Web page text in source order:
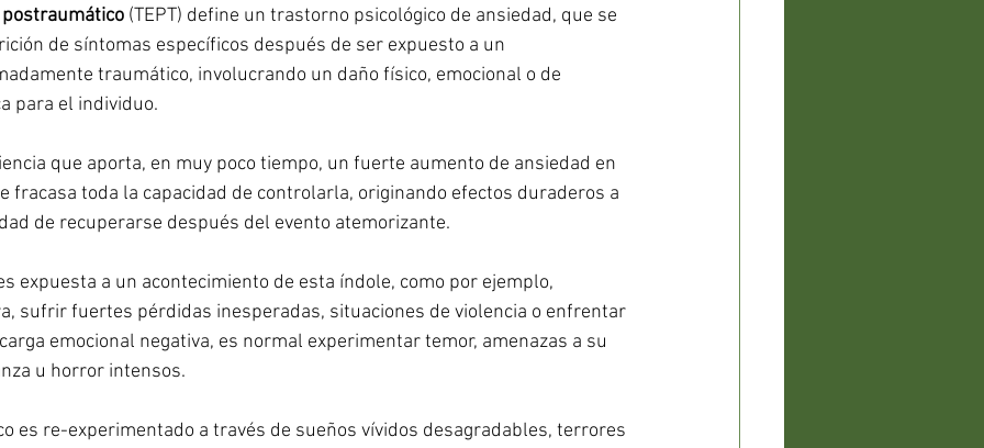
(TEPT) define un trastorno psicológico de ansiedad, que se
de síntomas específicos después de ser expuesto a un
traumático, involucrando un daño físico, emocional o de
para el individuo.
que aporta, en muy poco tiempo, un fuerte aumento de ansiedad en
fracasa toda la capacidad de controlarla, originando efectos duraderos a
de recuperarse después del evento atemorizante.
expuesta a un acontecimiento de esta índole, como por ejemplo,
sufrir fuertes pérdidas inesperadas, situaciones de violencia o enfrentar
emocional negativa, es normal experimentar temor, amenazas a su
u horror intensos.
es re-experimentado a través de sueños vívidos desagradables, terrores